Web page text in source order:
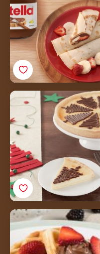
Cheesecake s
Belgijski vafl s
bobičastim voćem i
Nutellom®